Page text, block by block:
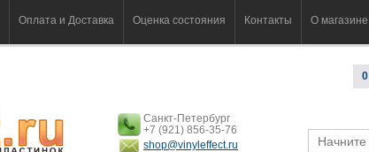
Оплата и Доставка Оценка состояния Контакты О магазине
0
Санкт-Петербург
+7 (921) 856-35-76
shop@vinyleffect.ru